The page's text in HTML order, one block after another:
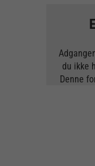
du ikke
Denne
få